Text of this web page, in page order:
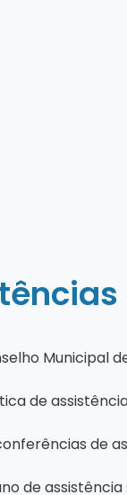
Municipal
de
de
de